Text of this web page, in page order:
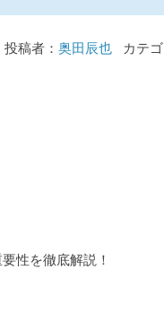
稿者： 奥田辰也カテゴ
性を徹底解説！